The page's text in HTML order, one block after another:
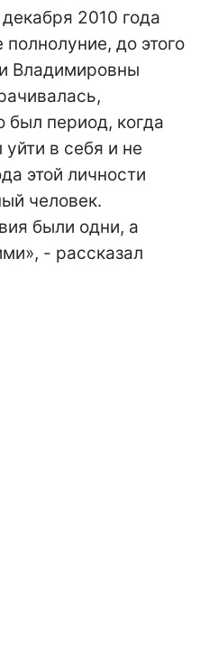
2010 года
до этого
Владимировны
был период, когда
в себя и не
этой личности
человек.
были одни, а
- рассказал